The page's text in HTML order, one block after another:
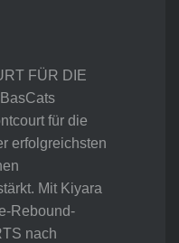
FÜR DIE
für die
erfolgreichsten
Mit Kiyara
Rebound-
nach